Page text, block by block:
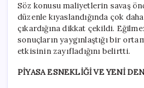
Söz konusu maliyetlerin savaş
düzenle kıyaslandığında çok
çıkardığına dikkat çekildi.
sonuçların yaygınlaştığı bir
etkisinin zayıfladığını belirtti.
PİYASA ESNEKLİĞİ VE YENİ